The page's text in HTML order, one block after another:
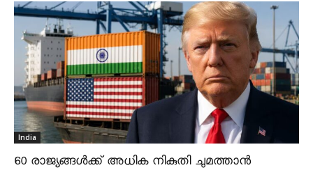
India
60 രാജ്യങ്ങൾക്ക് അധിക നികുതി ചുമത്താൻ